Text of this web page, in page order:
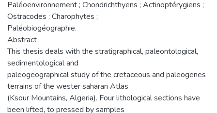
Paléoenvironnement ; Chondrichthyens ; Actinoptérygiens ;
Ostracodes ; Charophytes ;
Paléobiogéographie.
Abstract
This thesis deals with the stratigraphical, paleontological,
sedimentological and
paleogeographical study of the cretaceous and paleogenes
terrains of the wester saharan Atlas
(Ksour Mountains, Algeria). Four lithological sections have
been lifted, to pressed by samples